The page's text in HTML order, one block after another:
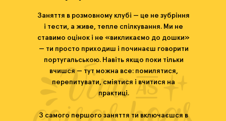
Заняття в розмовному клубі — це не зубріння
і тести, а живе, тепле спілкування. Ми не
ставимо оцінок і не «викликаємо до дошки»
— ти просто приходиш і починаєш говорити
португальською. Навіть якщо поки тільки
вчишся — тут можна все: помилятися,
перепитувати, сміятися і вчитися на
практиці.
З самого першого заняття ти включаєшся в